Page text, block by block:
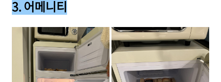
3. 어메니티